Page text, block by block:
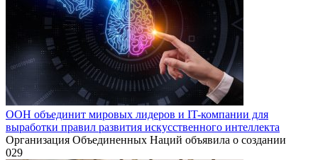
ООН объединит мировых лидеров и IT-компании для
выработки правил развития искусственного интеллекта
Организация Объединенных Наций объявила о создании
029